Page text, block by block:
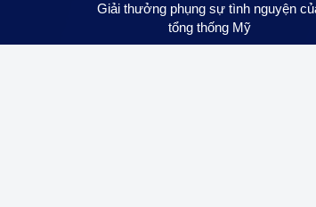
Giải thưởng phụng sự tình nguyện
tổng thống Mỹ